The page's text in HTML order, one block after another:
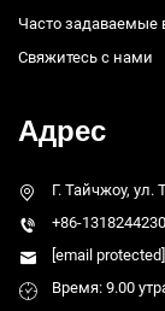
Часто задаваемые
Свяжитесь с нами
Адрес
Г. Тайчжоу,
+86-
[email protected]
Время: 9.00